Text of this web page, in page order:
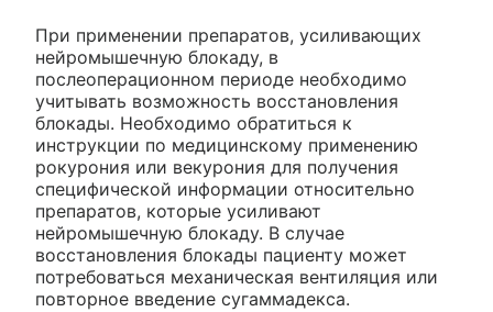
При применении препаратов, усиливающих
нейромышечную блокаду, в
послеоперационном периоде необходимо
учитывать возможность восстановления
блокады. Необходимо обратиться к
инструкции по медицинскому применению
рокурония или векурония для получения
специфической информации относительно
препаратов, которые усиливают
нейромышечную блокаду. В случае
восстановления блокады пациенту может
потребоваться механическая вентиляция или
повторное введение сугаммадекса.